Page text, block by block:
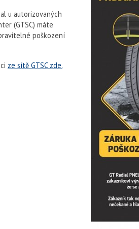
u autorizovaných
(GTSC) máte
poškození
ze sítě GTSC zde.